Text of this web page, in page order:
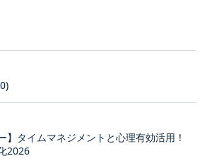
】タイムマネジメントと心理有効活用！
2026